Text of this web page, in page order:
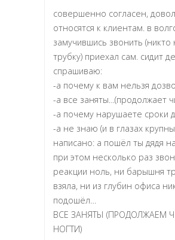
совершенно согласен,
относятся к клиентам. в
замучившись звонить
трубку) приехал сам. сидит
спрашиваю:
-а почему к вам нельзя
-а все заняты…(продолжает
-а почему нарушаете сроки
-а не знаю (и в глазах
написано: а пошёл ты дядя
при этом несколько раз
реакции ноль, ни барышня
взяла, ни из глубин офиса
подошёл…
ВСЕ ЗАНЯТЫ (ПРОДОЛЖАЕМ
НОГТИ)